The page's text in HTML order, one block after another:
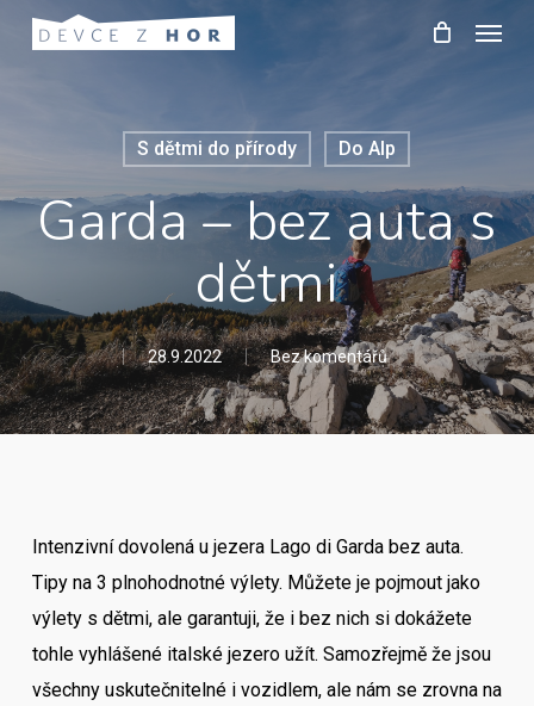
Skip
S dětmi do přírody Do Alp
Garda – bez auta s
dětmi
28.9.2022 Bez komentářů
Intenzivní dovolená u jezera Lago di Garda bez auta.
Tipy na 3 plnohodnotné výlety. Můžete je pojmout jako
výlety s dětmi, ale garantuji, že i bez nich si dokážete
tohle vyhlášené italské jezero užít. Samozřejmě že jsou
všechny uskutečnitelné i vozidlem, ale nám se zrovna na